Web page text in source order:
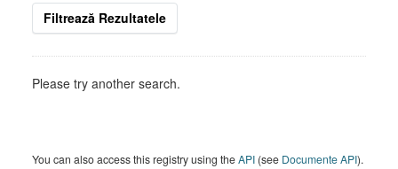
Filtrează Rezultatele
Please try another search.
You can also access this registry using theAPI (see Documente API).